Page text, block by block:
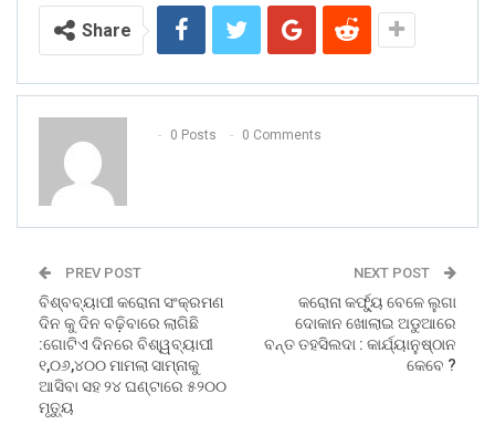
Share
0 Posts 0 Comments
PREV POST
ବିଶ୍ବବ୍ୟାପୀ କରୋନା ସଂକ୍ରମଣ
ଦିନ କୁ ଦିନ ବଢ଼ିବାରେ ଲାଗିଛି
:ଗୋଟିଏ ଦିନରେ ବିଶ୍ୱବ୍ୟାପୀ
୧,୦୬,୪୦୦ ମାମଲା ସାମ୍ନାକୁ
ଆସିବା ସହ ୨୪ ଘଣ୍ଟାରେ ୫୨୦୦
ମୃତ୍ୟୁ
NEXT POST
କରୋନା କର୍ଫୁ୍ୟ ବେଳେ ଲୁଗା
ଦୋକାନ ଖୋଲାଇ ଅଡୁଆରେ
ବନ୍ତ ତହସିଲଦା : କାର୍ଯ୍ୟାନୁଷ୍ଠାନ
କେବେ ?